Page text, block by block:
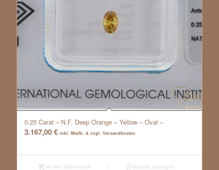
0.25 Carat – N.F. Deep Orange – Yellow – Oval –
3.167,00€ inkl. MwSt. & zzgl. Versandkosten
In den Warenkorb Details anzeigen